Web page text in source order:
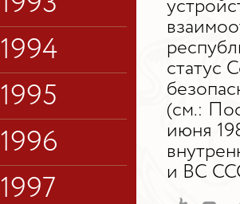
1994
1995
1996
1997
статус
(см.:
июня
и ВС